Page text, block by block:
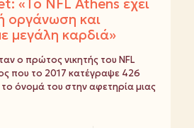
«Το NFL Athens έχει
οργάνωση και
μεγάλη καρδιά»
ο πρώτος νικητής του NFL
που το 2017 κατέγραψε 426
όνομά του στην αφετηρία μιας